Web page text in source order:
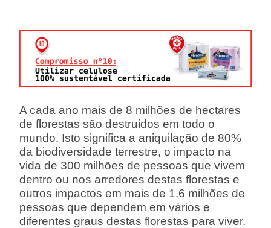
A cada ano mais de 8 milhões de hectares
de florestas são destruidos em todo o
mundo. Isto significa a aniquilação de 80%
da biodiversidade terrestre, o impacto na
vida de 300 milhões de pessoas que vivem
dentro ou nos arredores destas florestas e
outros impactos em mais de 1.6 milhões de
pessoas que dependem em vários e
diferentes graus destas florestas para viver.